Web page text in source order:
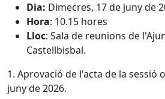
Dia: Dimecres, 17 de juny de
Hora: 10.15 hores
Lloc: Sala de reunions de
Castellbisbal.
1. Aprovació de l'acta de la sessió
juny de 2026.